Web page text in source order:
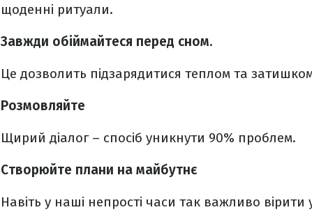
щоденні ритуали.
Завжди обіймайтеся перед сном.
Це дозволить підзарядитися теплом та
Розмовляйте
Щирий діалог – спосіб уникнути 90% проблем.
Створюйте плани на майбутнє
Навіть у наші непрості часи так важливо